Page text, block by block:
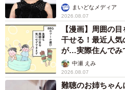
まいどなメディア
2026.08.07
【漫画】周囲の
干せる！最近人
が…実際住んでみ
中瀬 えみ
2026.08.07
難聴のお姉ちゃ